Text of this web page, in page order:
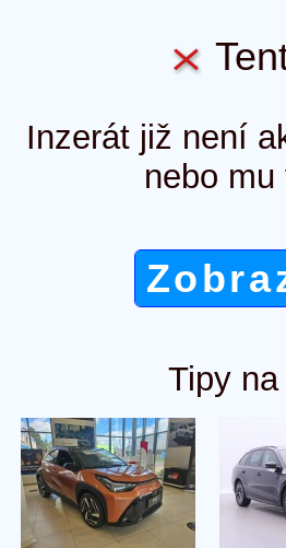
Inzerát již není
nebo
Tipy